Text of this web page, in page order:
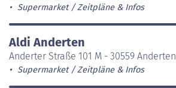
Supermarket Zeitpläne & Infos
Aldi Anderten
Anderter Straße 101 M - 30559 Anderten
Supermarket Zeitpläne & Infos